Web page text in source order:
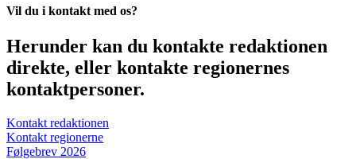
Vil du i kontakt med os?
Herunder kan du kontakte redaktionen
direkte, eller kontakte regionernes
kontaktpersoner.
Kontakt redaktionen
Kontakt regionerne
Følgebrev 2026